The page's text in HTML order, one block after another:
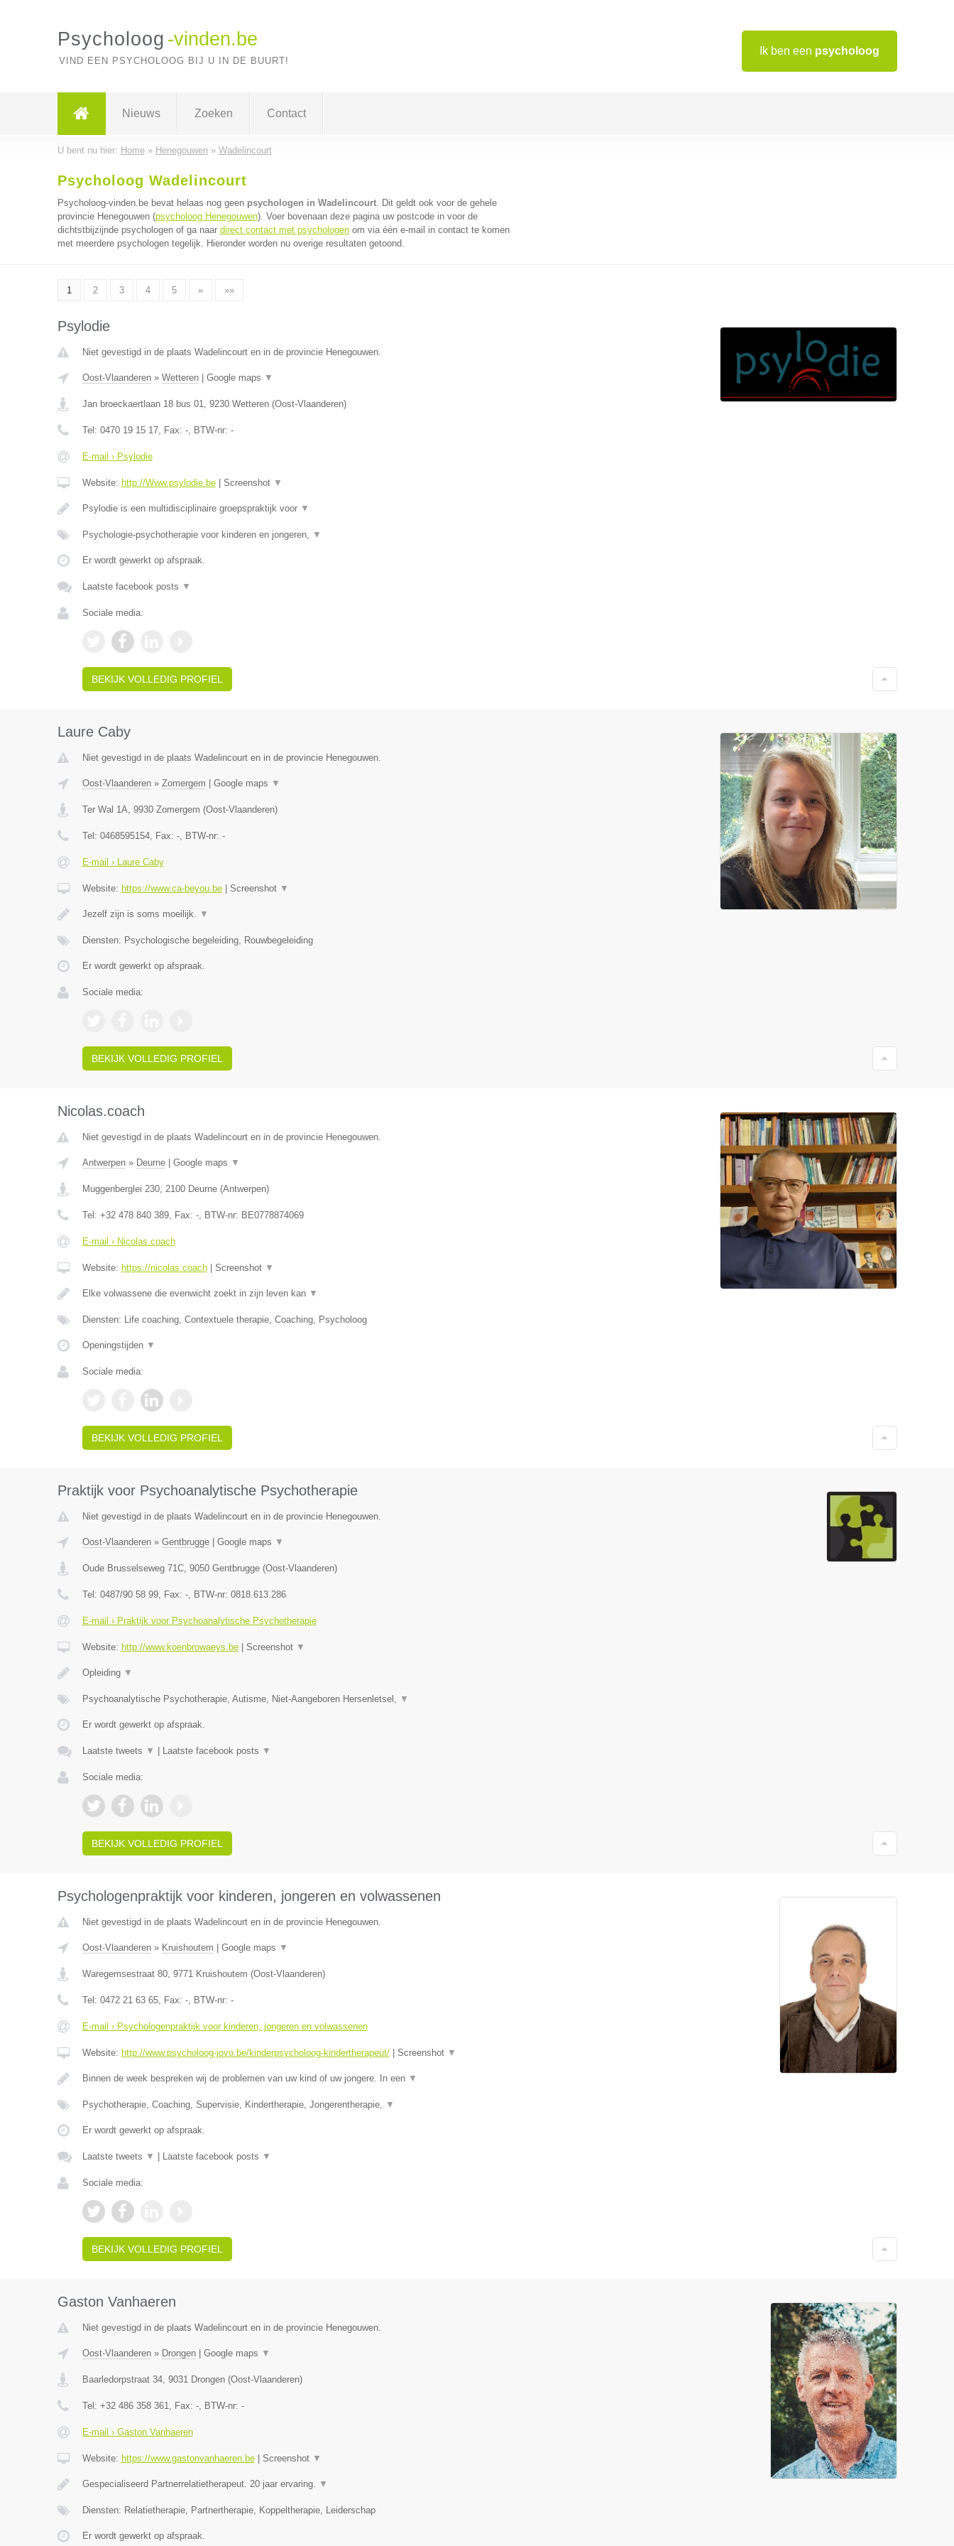
Ik ben een psycholoog
Psycholoog -vinden.be
VIND EEN PSYCHOLOOG BIJ U IN DE BUURT!
Nieuws Zoeken Contact
U bent nu hier: Home» Henegouwen» Wadelincourt
Psycholoog Wadelincourt
Psycholoog-vinden.be bevat helaas nog geen psychologen in Wadelincourt. Dit geldt ook voor de gehele
provincie Henegouwen (psycholoog Henegouwen). Voer bovenaan deze pagina uw postcode in voor de
dichtstbijzijnde psychologen of ga naar direct contact met psychologenom via één e-mail in contact te komen
met meerdere psychologen tegelijk. Hieronder worden nu overige resultaten getoond.
1 2 3 4 5 » »»
Psylodie
Niet gevestigd in de plaats Wadelincourt en in de provincie Henegouwen.
Oost-Vlaanderen» Wetteren| Google maps ▼
Jan broeckaertlaan 18 bus 01, 9230 Wetteren(Oost-Vlaanderen)
Tel: 0470 19 15 17, Fax: -, BTW-nr: -
E-mail › Psylodie
Website: http://Www.psylodie.be| Screenshot ▼
Psylodie is een multidisciplinaire groepspraktijk voor ▼
Psychologie-psychotherapie voor kinderen en jongeren, ▼
Er wordt gewerkt op afspraak.
Laatste facebook posts ▼
Sociale media:
BEKIJK VOLLEDIG PROFIEL
Laure Caby
Niet gevestigd in de plaats Wadelincourt en in de provincie Henegouwen.
Oost-Vlaanderen» Zomergem Google maps ▼
Ter Wal 1A, 9930 Zomergem (Oost-Vlaanderen)
Tel: 0468595154, Fax: -, BTW-nr: -
E-mail › Laure Caby
Website: https://www.ca-beyou.be| Screenshot ▼
Jezelf zijn is soms moeilijk. ▼
Diensten: Psychologische begeleiding, Rouwbegeleiding
Er wordt gewerkt op afspraak.
Sociale media:
BEKIJK VOLLEDIG PROFIEL
Nicolas.coach
Niet gevestigd in de plaats Wadelincourt en in de provincie Henegouwen.
Antwerpen» Deurne| Google maps ▼
Muggenberglei 230, 2100 Deurne(Antwerpen)
Tel: +32 478 840 389, Fax: -, BTW-nr: BE0778874069
E-mail › Nicolas.coach
Website: https://nicolas.coach| Screenshot ▼
Elke volwassene die evenwicht zoekt in zijn leven kan ▼
Diensten: Life coaching, Contextuele therapie, Coaching, Psycholoog
Openingstijden ▼
Sociale media:
BEKIJK VOLLEDIG PROFIEL
Praktijk voor Psychoanalytische Psychotherapie
Niet gevestigd in de plaats Wadelincourt en in de provincie Henegouwen.
Oost-Vlaanderen» Gentbrugge| Google maps ▼
Oude Brusselseweg 71C, 9050 Gentbrugge(Oost-Vlaanderen)
Tel: 0487/90 58 99, Fax: -, BTW-nr: 0818.613.286
E-mail › Praktijk voor Psychoanalytische Psychotherapie
Website: http://www.koenbrowaeys.be| Screenshot ▼
Opleiding ▼
Psychoanalytische Psychotherapie, Autisme, Niet-Aangeboren Hersenletsel, ▼
Er wordt gewerkt op afspraak.
Laatste tweets ▼ Laatste facebook posts ▼
Sociale media:
BEKIJK VOLLEDIG PROFIEL
Psychologenpraktijk voor kinderen, jongeren en volwassenen
Niet gevestigd in de plaats Wadelincourt en in de provincie Henegouwen.
Oost-Vlaanderen» Kruishoutem Google maps ▼
Waregemsestraat 80, 9771 Kruishoutem (Oost-Vlaanderen)
Tel: 0472 21 63 65, Fax: -, BTW-nr: -
E-mail › Psychologenpraktijk voor kinderen, jongeren en volwassenen
Website: http://www.psycholoog-jovo.be/kinderpsycholoog-kindertherapeut/| Screenshot ▼
Binnen de week bespreken wij de problemen van uw kind of uw jongere. In een ▼
Psychotherapie, Coaching, Supervisie, Kindertherapie, Jongerentherapie, ▼
Er wordt gewerkt op afspraak.
Laatste tweets ▼ Laatste facebook posts ▼
Sociale media:
BEKIJK VOLLEDIG PROFIEL
Gaston Vanhaeren
Niet gevestigd in de plaats Wadelincourt en in de provincie Henegouwen.
Oost-Vlaanderen» Drongen| Google maps ▼
Baarledorpstraat 34, 9031 Drongen(Oost-Vlaanderen)
Tel: +32 486 358 361, Fax: -, BTW-nr: -
E-mail › Gaston Vanhaeren
Website: https://www.gastonvanhaeren.be| Screenshot ▼
Gespecialiseerd Partnerrelatietherapeut. 20 jaar ervaring. ▼
Diensten: Relatietherapie, Partnertherapie, Koppeltherapie, Leiderschap
Er wordt gewerkt op afspraak.